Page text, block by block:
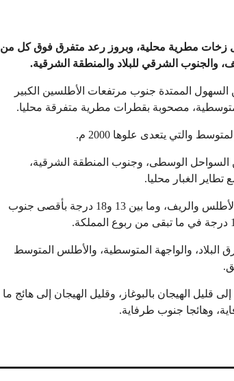
زخات مطرية محلية، وبروز رعد متفرق فوق كل من
والجنوب الشرقي للبلاد والمنطقة الشرقية.
السهول الممتدة جنوب مرتفعات الأطلسين الكبير
مصحوبة بقطرات مطرية متفرقة محليا.
والتي يتعدى علوها 2000 م.
الوسطى، وجنوب المنطقة الشرقية،
تطاير الغبار محليا.
وستتراوح درجات الحرارة الدنيا ما بين 02 و09 درجات بمرتفعات الأطلس والريف، وما بين 13 و18 درجة بأقصى جنوب
والواجهة المتوسطية، والأطلس المتوسط
قليل الهيجان بالبوغاز، وقليل الهيجان إلى هائج ما
وهائجا جنوب طرفاية.